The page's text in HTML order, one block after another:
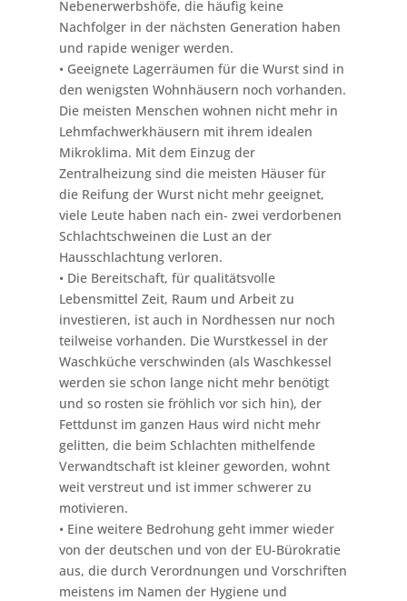
Nebenerwerbshöfe, die häufig keine
Nachfolger in der nächsten Generation haben
und rapide weniger werden.
• Geeignete Lagerräumen für die Wurst sind in
den wenigsten Wohnhäusern noch vorhanden.
Die meisten Menschen wohnen nicht mehr in
Lehmfachwerkhäusern mit ihrem idealen
Mikroklima. Mit dem Einzug der
Zentralheizung sind die meisten Häuser für
die Reifung der Wurst nicht mehr geeignet,
viele Leute haben nach ein- zwei verdorbenen
Schlachtschweinen die Lust an der
Hausschlachtung verloren.
• Die Bereitschaft, für qualitätsvolle
Lebensmittel Zeit, Raum und Arbeit zu
investieren, ist auch in Nordhessen nur noch
teilweise vorhanden. Die Wurstkessel in der
Waschküche verschwinden (als Waschkessel
werden sie schon lange nicht mehr benötigt
und so rosten sie fröhlich vor sich hin), der
Fettdunst im ganzen Haus wird nicht mehr
gelitten, die beim Schlachten mithelfende
Verwandtschaft ist kleiner geworden, wohnt
weit verstreut und ist immer schwerer zu
motivieren.
• Eine weitere Bedrohung geht immer wieder
von der deutschen und von der EU-Bürokratie
aus, die durch Verordnungen und Vorschriften
meistens im Namen der Hygiene und